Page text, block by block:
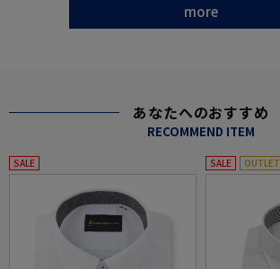
more
あなたへのおすすめ
RECOMMEND ITEM
SALE SALE OUTLET